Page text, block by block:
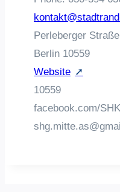
Perleberger
Berlin 10559
Website
10559
facebook.com/